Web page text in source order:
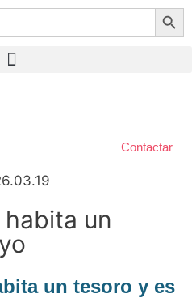
Botón de
Contactar
habita un
un tesoro y es